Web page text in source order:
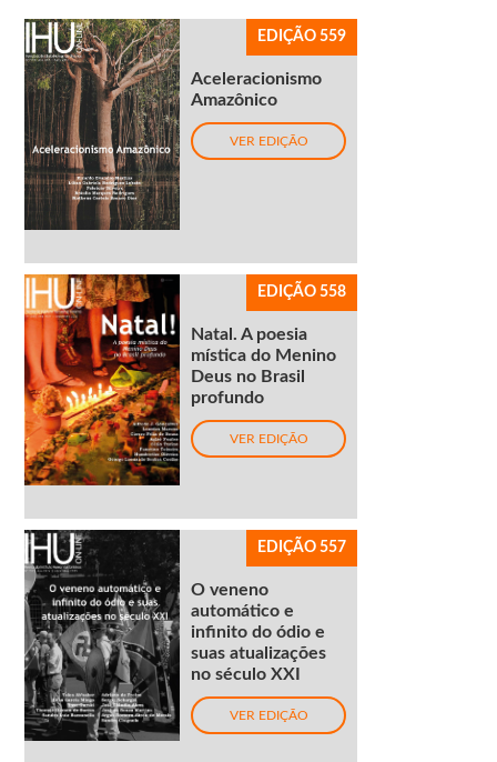
EDIÇÃO 559
Aceleracionismo
Amazônico
VER EDIÇÃO
EDIÇÃO 558
Natal. A poesia
mística do Menino
Deus no Brasil
profundo
VER EDIÇÃO
EDIÇÃO 557
O veneno
automático e
infinito do ódio e
suas atualizações
no século XXI
VER EDIÇÃO